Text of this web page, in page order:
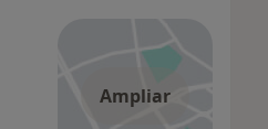
Ampliar